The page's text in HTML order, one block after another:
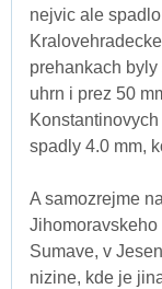
nejvic ale
prehankach
uhrn i prez 50
spadly 4.0 mm,
A samozrejme
Jihomoravskeho
Sumave, v
nizine, kde je